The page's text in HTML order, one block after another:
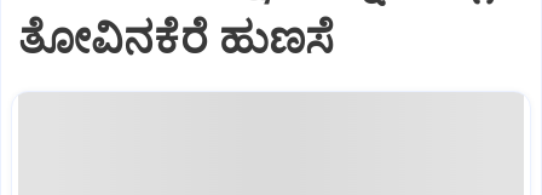
ತೋವಿನಕೆರೆ ಹುಣಸೆ